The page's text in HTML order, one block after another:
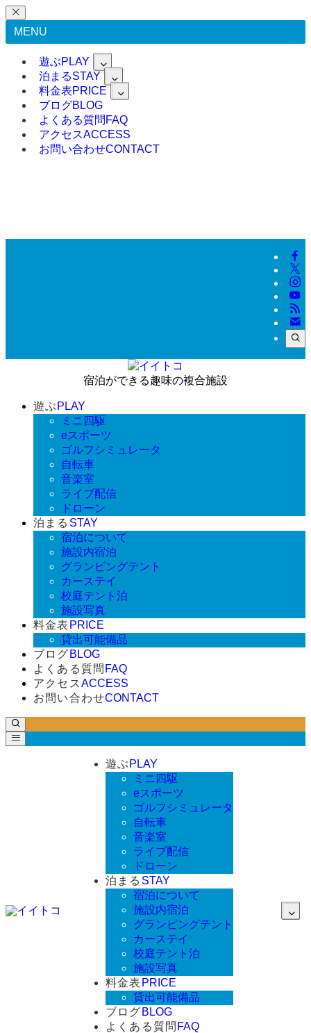
MENU
遊ぶPLAY
泊まるSTAY
料金表PRICE
ブログBLOG
よくある質問 FAQ
アクセスACCESS
お問い合わせCONTACT
宿泊ができる趣味の複合施設
遊ぶ PLAY
ミニ四駆
eスポーツ
ゴルフシミュレータ
自転車
音楽室
ライブ配信
ドローン
泊まる STAY
宿泊について
施設内宿泊
グランピングテント
カーステイ
校庭テント泊
施設写真
料金表 PRICE
貸出可能備品
ブログ BLOG
よくある質問 FAQ
アクセスACCESS
お問い合わせCONTACT
遊ぶ PLAY
ミニ四駆
eスポーツ
ゴルフシミュレータ
自転車
音楽室
ライブ配信
ドローン
泊まる STAY
宿泊について
施設内宿泊
グランピングテント
カーステイ
校庭テント泊
施設写真
料金表 PRICE
貸出可能備品
ブログ BLOG
よくある質問 FAQ